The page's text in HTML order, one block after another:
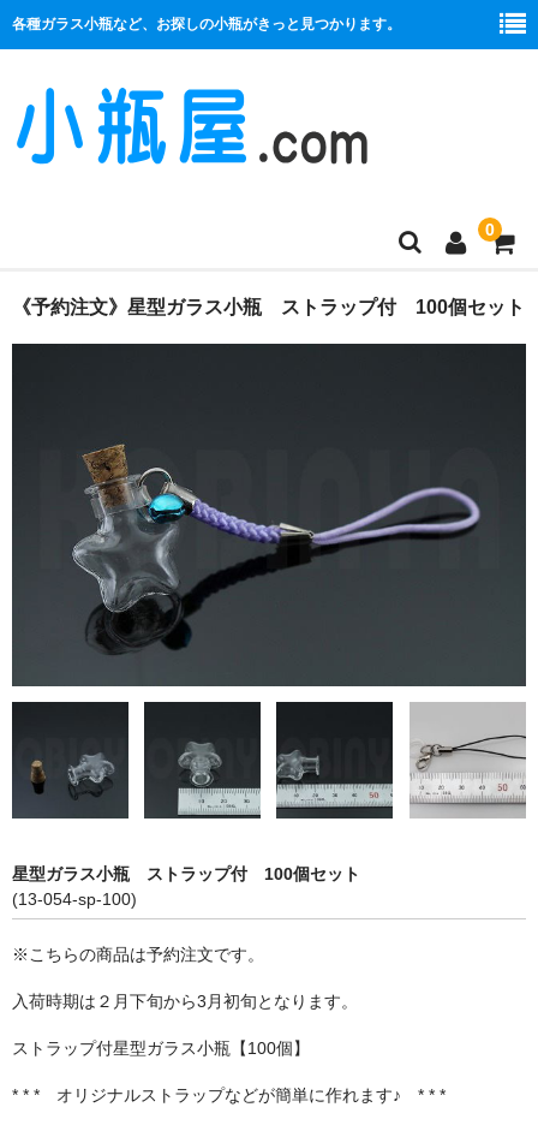
各種ガラス小瓶など、お探しの小瓶がきっと見つかります。
0
商品一覧
プラ栓
セット
ストレート
コルク栓
ストラップ付き
単品
単品
セット
デザイン小瓶
単品
《予約注文》星型ガラス小瓶 ストラップ付 100個セット
星型ガラス小瓶 ストラップ付 100個セット
(13-054-sp-100)
※こちらの商品は予約注文です。
入荷時期は２月下旬から3月初旬となります。
ストラップ付星型ガラス小瓶【100個】
* * * オリジナルストラップなどが簡単に作れます♪ * * *